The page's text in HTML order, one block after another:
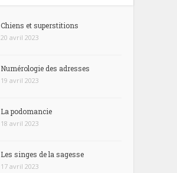
Chiens et superstitions
20 avril 2023
Numérologie des adresses
19 avril 2023
La podomancie
18 avril 2023
Les singes de la sagesse
17 avril 2023